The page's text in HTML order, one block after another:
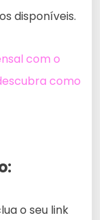
disponíveis.
com o
como
o seu link